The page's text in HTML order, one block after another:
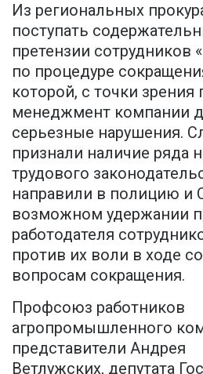
Из региональных
поступать
претензии сотрудников
по процедуре
которой, с точки
менеджмент компании
серьезные нарушения.
признали наличие ряда
трудового
направили в полицию и
возможном удержании
работодателя
против их воли в ходе
вопросам сокращения.
Профсоюз работников
агропромышленного
представители Андрея
Ветлужских, депутата